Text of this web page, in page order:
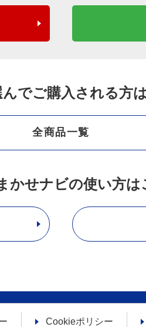
でご購入される方
全商品一覧
かせナビの使い方は
Cookieポリシー